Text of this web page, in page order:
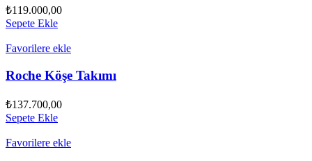
₺119.000,00
Sepete Ekle
Favorilere ekle
Roche Köşe Takımı
₺137.700,00
Sepete Ekle
Favorilere ekle